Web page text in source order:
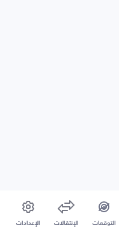
التوقعات الإنتقالات الإعدادات